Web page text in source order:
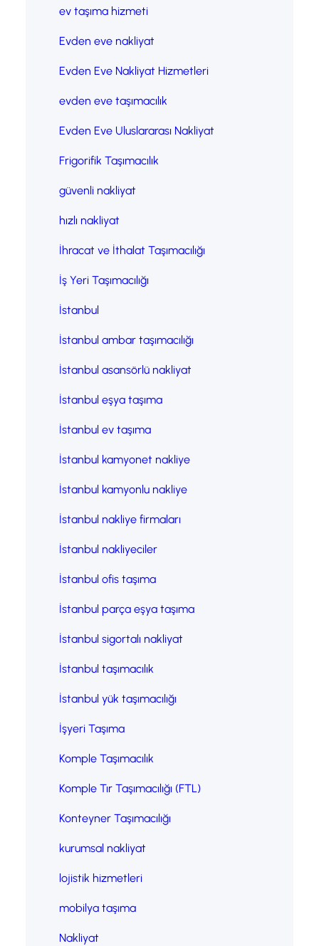
ev taşıma hizmeti
Evden eve nakliyat
Evden Eve Nakliyat Hizmetleri
evden eve taşımacılık
Evden Eve Uluslararası Nakliyat
Frigorifik Taşımacılık
güvenli nakliyat
hızlı nakliyat
İhracat ve İthalat Taşımacılığı
İş Yeri Taşımacılığı
İstanbul
İstanbul ambar taşımacılığı
İstanbul asansörlü nakliyat
İstanbul eşya taşıma
İstanbul ev taşıma
İstanbul kamyonet nakliye
İstanbul kamyonlu nakliye
İstanbul nakliye firmaları
İstanbul nakliyeciler
İstanbul ofis taşıma
İstanbul parça eşya taşıma
İstanbul sigortalı nakliyat
İstanbul taşımacılık
İstanbul yük taşımacılığı
İşyeri Taşıma
Komple Taşımacılık
Komple Tır Taşımacılığı (FTL)
Konteyner Taşımacılığı
kurumsal nakliyat
lojistik hizmetleri
mobilya taşıma
Nakliyat